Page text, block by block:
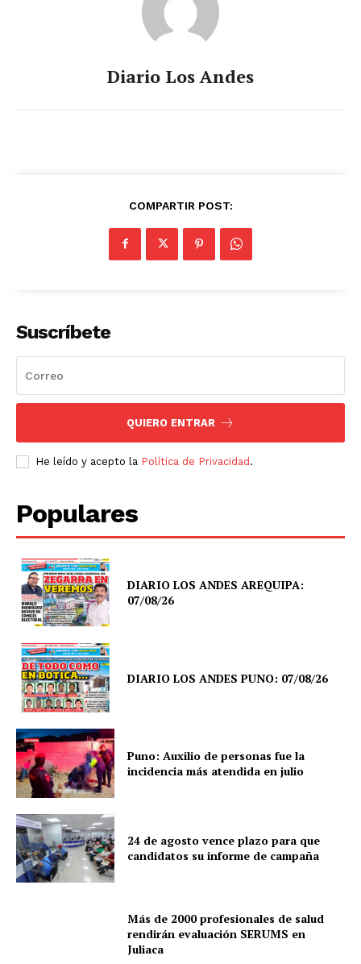
Diario Los Andes
COMPARTIR POST:
Suscríbete
QUIERO ENTRAR
He leído y acepto la Política de Privacidad.
Populares
DIARIO LOS ANDES AREQUIPA:
07/08/26
DIARIO LOS ANDES PUNO: 07/08/26
Puno: Auxilio de personas fue la
incidencia más atendida en julio
24 de agosto vence plazo para que
candidatos su informe de campaña
Más de 2000 profesionales de salud
rendirán evaluación SERUMS en
Juliaca